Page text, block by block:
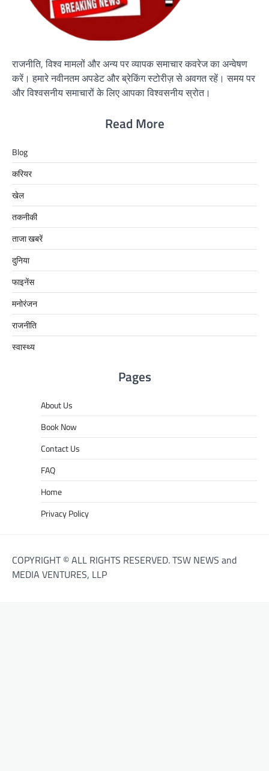
राजनीति, विश्व मामलों और अन्य पर व्यापक समाचार कवरेज का अन्वेषण
करें। हमारे नवीनतम अपडेट और ब्रेकिंग स्टोरीज़ से अवगत रहें। समय पर
और विश्वसनीय समाचारों के लिए आपका विश्वसनीय स्रोत।
Read More
Blog
करियर
खेल
तकनीकी
ताजा खबरें
दुनिया
फाइनेंस
मनोरंजन
राजनीति
स्वास्थ्य
Pages
About Us
Book Now
Contact Us
FAQ
Home
Privacy Policy
COPYRIGHT © ALL RIGHTS RESERVED. TSW NEWS and
MEDIA VENTURES, LLP